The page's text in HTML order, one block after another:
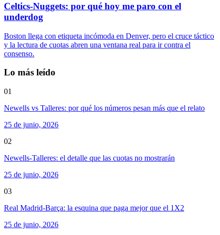
Celtics-Nuggets: por qué hoy me paro con el
underdog
Boston llega con etiqueta incómoda en Denver, pero el cruce táctico
y la lectura de cuotas abren una ventana real para ir contra el
consenso.
Lo más leído
01
Newells vs Talleres: por qué los números pesan más que el relato
25 de junio, 2026
02
Newells-Talleres: el detalle que las cuotas no mostrarán
25 de junio, 2026
03
Real Madrid-Barça: la esquina que paga mejor que el 1X2
25 de junio, 2026